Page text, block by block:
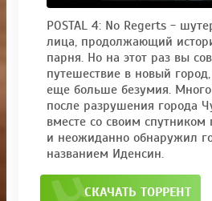
POSTAL 4: No Regerts -
лица, продолжающий
парня. Но на этот раз вы
путешествие в новый
еще больше безумия.
после разрушения города
вместе со своим спутником
и неожиданно обнаружил
названием Иденсин.
СКАЧАТЬ ТОРРЕНТ